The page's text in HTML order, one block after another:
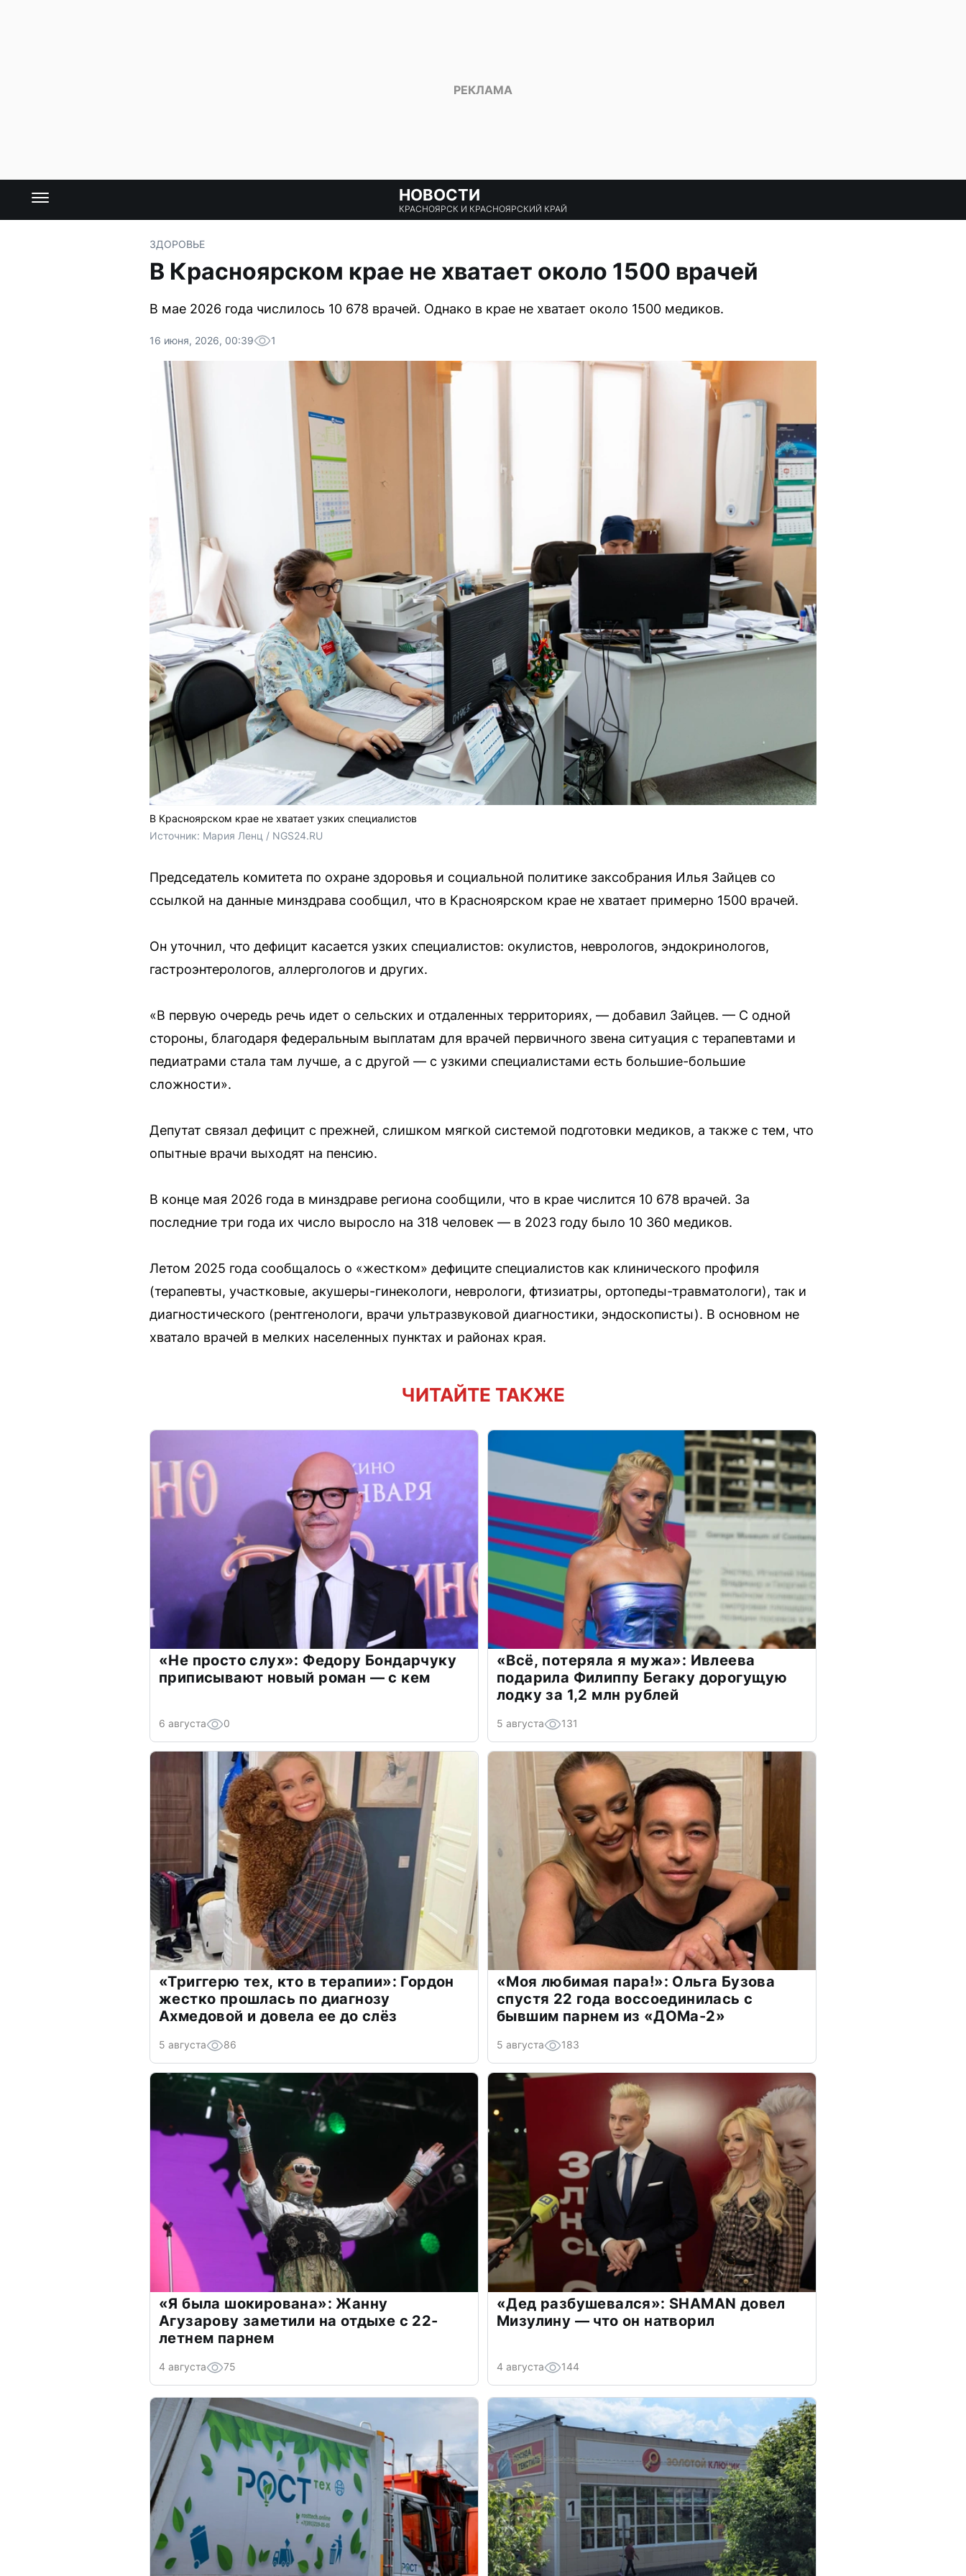
НОВОСТИ
КРАСНОЯРСК И КРАСНОЯРСКИЙ КРАЙ
ЗДОРОВЬЕ
В Красноярском крае не хватает около 1500 врачей
В мае 2026 года числилось 10 678 врачей. Однако в крае не хватает около 1500 медиков.
16 июня, 2026, 00:39 1
В Красноярском крае не хватает узких специалистов
Источник: Мария Ленц / NGS24.RU
Председатель комитета по охране здоровья и социальной политике заксобрания Илья Зайцев со
ссылкой на данные минздрава сообщил, что в Красноярском крае не хватает примерно 1500 врачей.
Он уточнил, что дефицит касается узких специалистов: окулистов, неврологов, эндокринологов,
гастроэнтерологов, аллергологов и других.
«В первую очередь речь идет о сельских и отдаленных территориях, — добавил Зайцев. — С одной
стороны, благодаря федеральным выплатам для врачей первичного звена ситуация с терапевтами и
педиатрами стала там лучше, а с другой — с узкими специалистами есть большие-большие
сложности».
Депутат связал дефицит с прежней, слишком мягкой системой подготовки медиков, а также с тем, что
опытные врачи выходят на пенсию.
В конце мая 2026 года в минздраве региона сообщили, что в крае числится 10 678 врачей. За
последние три года их число выросло на 318 человек — в 2023 году было 10 360 медиков.
Летом 2025 года сообщалось о «жестком» дефиците специалистов как клинического профиля
(терапевты, участковые, акушеры-гинекологи, неврологи, фтизиатры, ортопеды-травматологи), так и
диагностического (рентгенологи, врачи ультразвуковой диагностики, эндоскописты). В основном не
хватало врачей в мелких населенных пунктах и районах края.
ЧИТАЙТЕ ТАКЖЕ
«Не просто слух»: Федору Бондарчуку
приписывают новый роман — с кем
6 августа 0
«Всё, потеряла я мужа»: Ивлеева
подарила Филиппу Бегаку дорогущую
лодку за 1,2 млн рублей
5 августа 131
«Триггерю тех, кто в терапии»: Гордон
жестко прошлась по диагнозу
Ахмедовой и довела ее до слёз
5 августа 86
«Моя любимая пара!»: Ольга Бузова
спустя 22 года воссоединилась с
бывшим парнем из «ДОМа-2»
5 августа 183
«Я была шокирована»: Жанну
Агузарову заметили на отдыхе с 22-
летнем парнем
4 августа 75
«Дед разбушевался»: SHAMAN довел
Мизулину — что он натворил
4 августа 144